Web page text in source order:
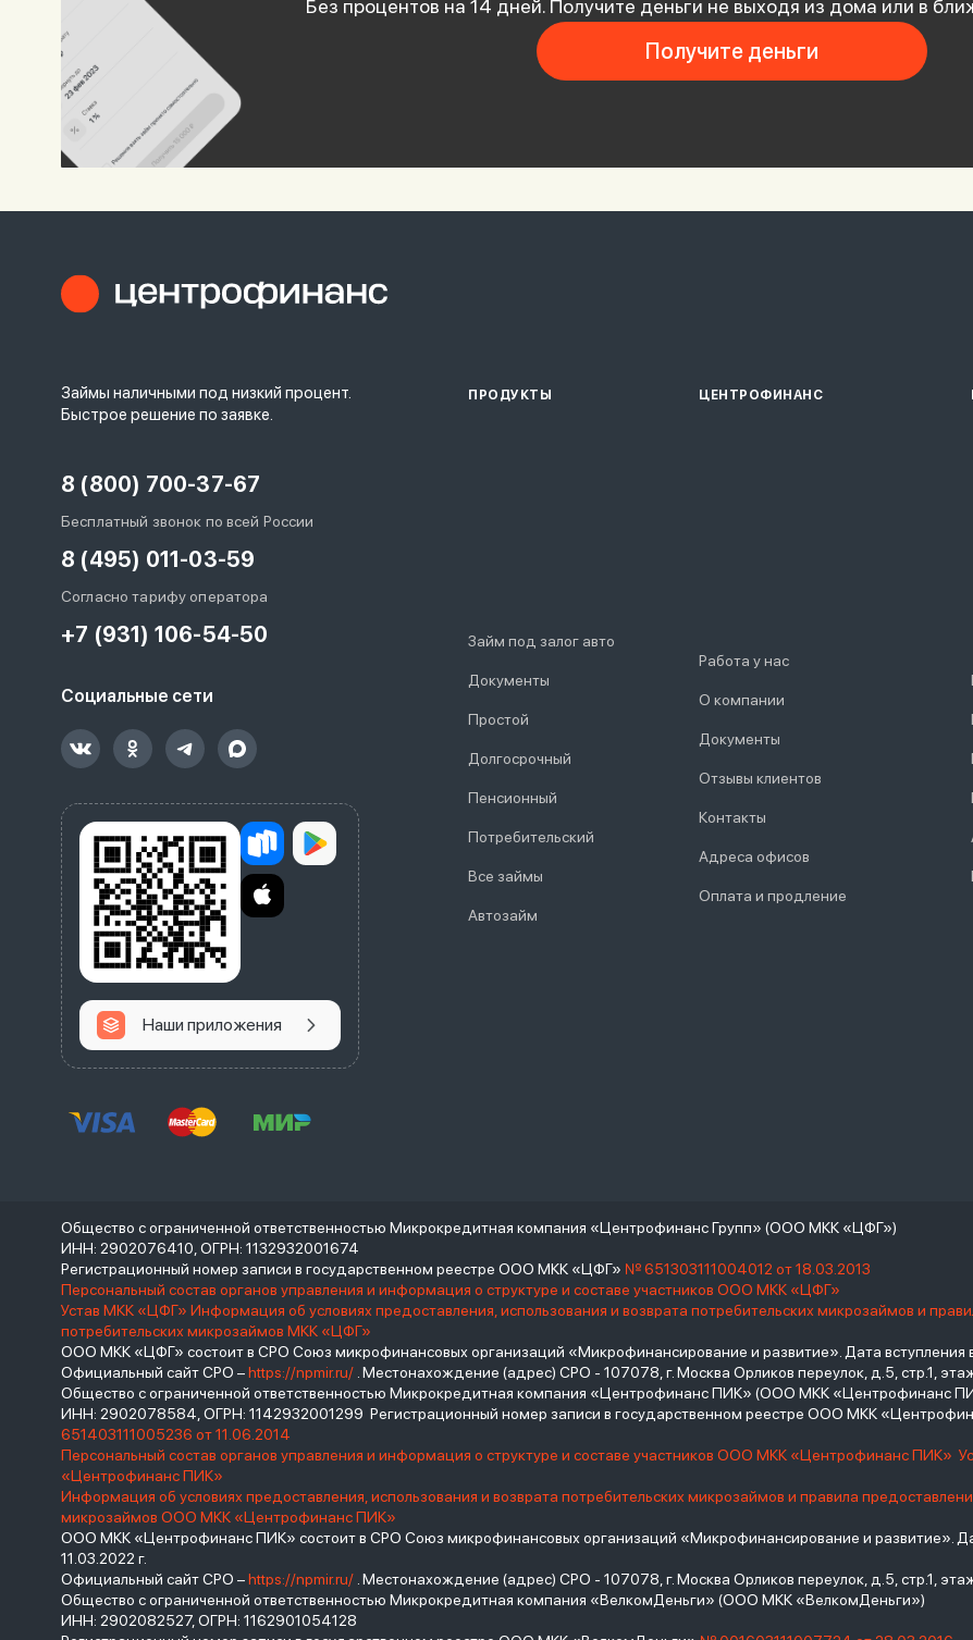
Без процентов на 14 дней. Получите деньги не выходя из дома или в
Получите деньги
Займы наличными под низкий процент.
Быстрое решение по заявке.
8 (800) 700-37-67
Бесплатный звонок по всей России
8 (495) 011-03-59
Согласно тарифу оператора
+7 (931) 106-54-50
Социальные сети
Наши приложения
ПРОДУКТЫ
Займ под залог авто
Документы
Простой
Долгосрочный
Пенсионный
Потребительский
Все займы
Автозайм
ЦЕНТРОФИНАНС
Работа у нас
О компании
Документы
Отзывы клиентов
Контакты
Адреса офисов
Оплата и продление
Общество с ограниченной ответственностью Микрокредитная компания «Центрофинанс Групп» (ООО МКК «ЦФГ»)
ИНН: 2902076410, ОГРН: 1132932001674
Регистрационный номер записи в государственном реестре ООО МКК «ЦФГ» № 651303111004012 от 18.03.2013
Персональный состав органов управления и информация о структуре и составе участников ООО МКК «ЦФГ»
Устав МКК «ЦФГ» Информация об условиях предоставления, использования и возврата потребительских микрозаймов и
потребительских микрозаймов МКК «ЦФГ»
ООО МКК «ЦФГ» состоит в СРО Союз микрофинансовых организаций «Микрофинансирование и развитие». Дата вступления в
Официальный сайт СРО –https://npmir.ru/ . Местонахождение (адрес) СРО - 107078, г. Москва Орликов переулок, д.5, стр.1,
Общество с ограниченной ответственностью Микрокредитная компания «Центрофинанс ПИК» (ООО МКК «Центрофинанс
ИНН: 2902078584, ОГРН: 1142932001299 Регистрационный номер записи в государственном реестре ООО МКК
651403111005236 от 11.06.2014
Персональный состав органов управления и информация о структуре и составе участников ООО МКК «Центрофинанс ПИК»
«Центрофинанс ПИК»
Информация об условиях предоставления, использования и возврата потребительских микрозаймов и правила
микрозаймов ООО МКК «Центрофинанс ПИК»
ООО МКК «Центрофинанс ПИК» состоит в СРО Союз микрофинансовых организаций «Микрофинансирование и развитие».
11.03.2022 г.
Официальный сайт СРО –https://npmir.ru/ . Местонахождение (адрес) СРО - 107078, г. Москва Орликов переулок, д.5, стр.1,
Общество с ограниченной ответственностью Микрокредитная компания «ВелкомДеньги» (ООО МКК «ВелкомДеньги»)
ИНН: 2902082527, ОГРН: 1162901054128